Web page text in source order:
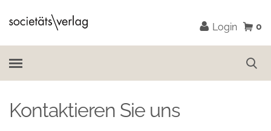
Login 0
Kontaktieren Sie uns